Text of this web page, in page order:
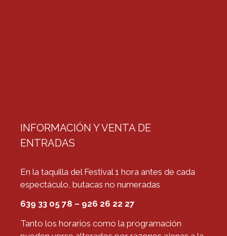
INFORMACIÓN Y VENTA DE
ENTRADAS
En la taquilla del Festival 1 hora antes de cada
espectáculo, butacas no numeradas
639 33 05 78 – 926 26 22 27
Tanto los horarios como la programación